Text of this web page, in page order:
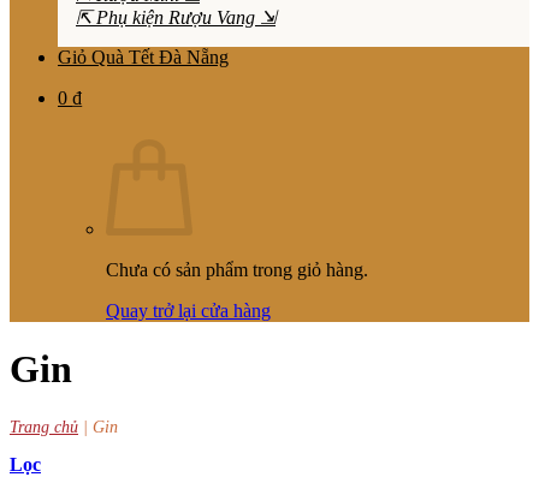
⇱ Phụ kiện Rượu Vang ⇲
Giỏ Quà Tết Đà Nẵng
0 ₫
Chưa có sản phẩm trong giỏ hàng.
Quay trở lại cửa hàng
Gin
Trang chủ Gin
Lọc